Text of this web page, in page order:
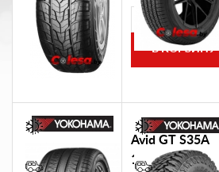
/
60
R18
Avid GT S35A
1 358,00 BYN